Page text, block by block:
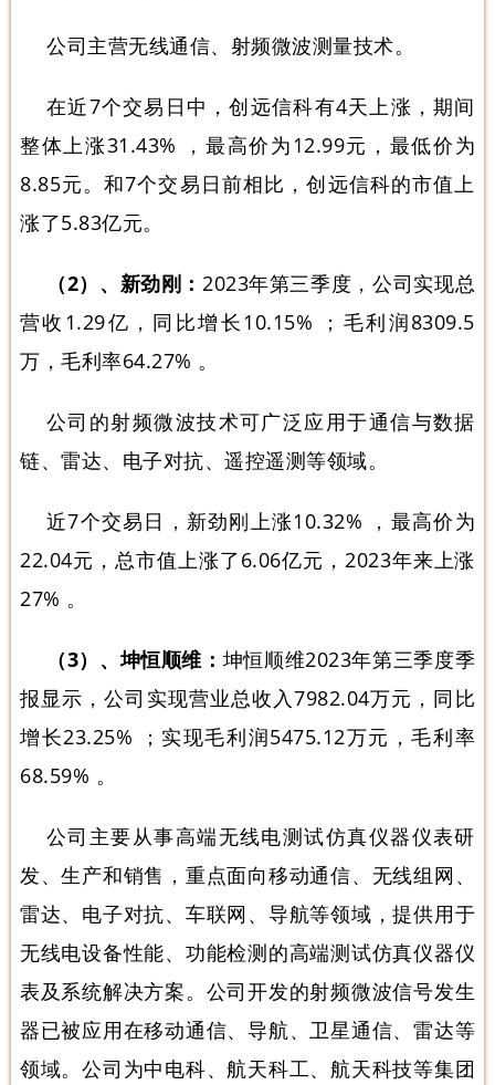
公司主营无线通信、射频微波测量技术。
在近7个交易日中，创远信科有4天上涨，期间
整体上涨31.43% ，最高价为12.99元，最低价为
8.85元。和7个交易日前相比，创远信科的市值上
涨了5.83亿元。
（2）、新劲刚：2023年第三季度，公司实现总
营收1.29亿，同比增长10.15% ；毛利润8309.5
万，毛利率64.27% 。
公司的射频微波技术可广泛应用于通信与数据
链、雷达、电子对抗、遥控遥测等领域。
近7个交易日，新劲刚上涨10.32% ，最高价为
22.04元，总市值上涨了6.06亿元，2023年来上涨
27% 。
（3）、坤恒顺维： 坤恒顺维2023年第三季度季
报显示，公司实现营业总收入7982.04万元，同比
增长23.25% ；实现毛利润5475.12万元，毛利率
68.59% 。
公司主要从事高端无线电测试仿真仪器仪表研
发、生产和销售，重点面向移动通信、无线组网、
雷达、电子对抗、车联网、导航等领域，提供用于
无线电设备性能、功能检测的高端测试仿真仪器仪
表及系统解决方案。公司开发的射频微波信号发生
器已被应用在移动通信、导航、卫星通信、雷达等
领域。公司为中电科、航天科工、航天科技等集团